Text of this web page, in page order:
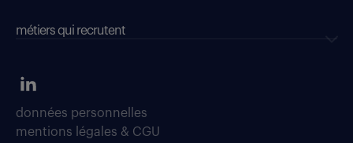
métiers qui recrutent
données personnelles
mentions légales & CGU